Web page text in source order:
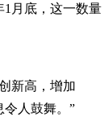
1月底，这一数量
新高，增加
令人鼓舞。”